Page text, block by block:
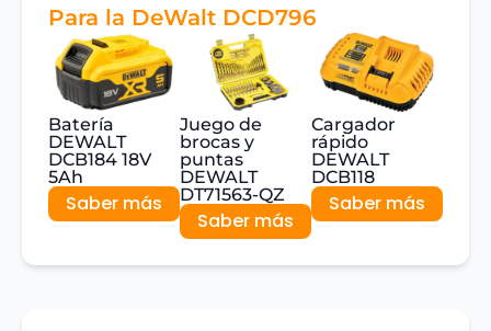
Para la DeWalt DCD796
Batería
DEWALT
DCB184 18V
5Ah
Saber más
Juego de
brocas y
puntas
DEWALT
DT71563-QZ
Saber más
Cargador
rápido
DEWALT
DCB118
Saber más